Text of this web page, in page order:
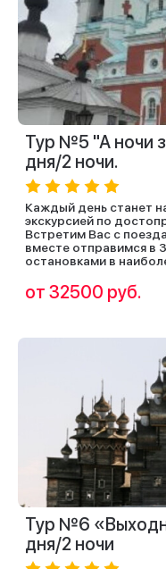
Тур №5 "А ночи
дня/2 ночи.
Каждый день станет
экскурсией по
Встретим Вас с
вместе отправимся в
остановками в
от 32500 руб.
Тур №6
дня/2 ночи